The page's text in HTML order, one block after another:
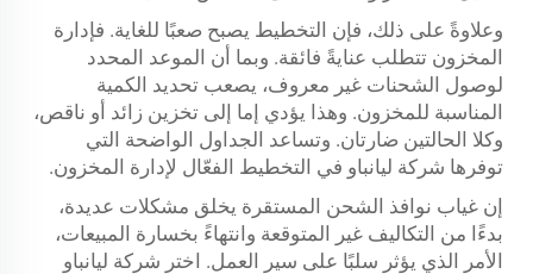
وعلاوةً على ذلك، فإن التخطيط يصبح صعبًا للغاية. فإدارة
المخزون تتطلب عنايةً فائقة. وبما أن الموعد المحدد
لوصول الشحنات غير معروف، يصعب تحديد الكمية
المناسبة للمخزون. وهذا يؤدي إما إلى تخزين زائد أو ناقص،
وكلا الحالتين ضارتان. وتساعد الجداول الواضحة التي
توفرها شركة ليانباو في التخطيط الفعّال لإدارة المخزون.
إن غياب نوافذ الشحن المستقرة يخلق مشكلات عديدة،
بدءًا من التكاليف غير المتوقعة وانتهاءً بخسارة المبيعات،
الأمر الذي يؤثر سلبًا على سير العمل. اختر شركة ليانباو